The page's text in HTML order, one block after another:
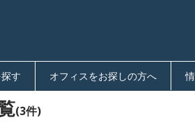
す オフィスをお探しの方へ
(3件)